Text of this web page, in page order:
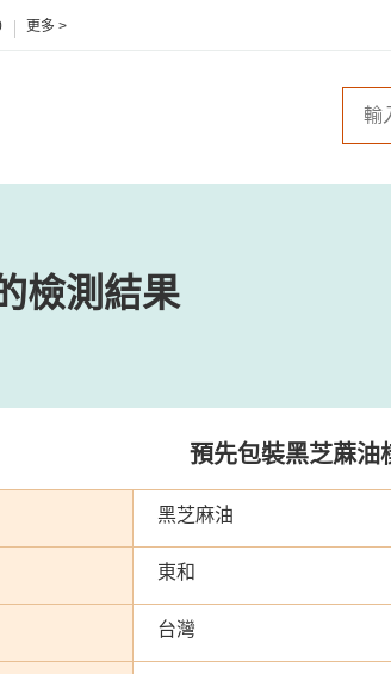
更多 >
檢測結果
預先包裝黑芝蔴油
黑芝麻油
東和
台灣